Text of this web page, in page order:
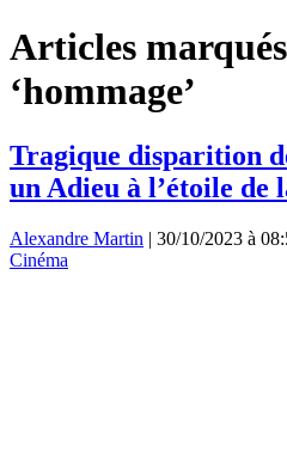
Articles
‘hommage’
Tragique disparition
un Adieu à l’étoile de
Alexandre Martin | 30/10/2023 à
Cinéma